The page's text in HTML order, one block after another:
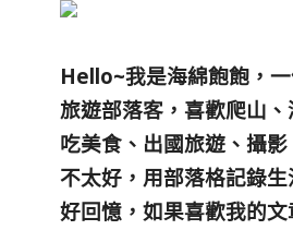
Hello~我是海綿飽飽，
旅遊部落客， 喜歡爬山、
吃美食、出國旅遊、攝影
不太好，用部落格記錄
好回憶， 如果喜歡我的